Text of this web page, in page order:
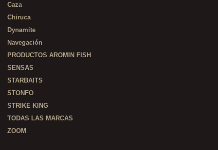
Caza
Chiruca
Dynamite
Navegación
PRODUCTOS AROMIN FISH
SENSAS
STARBAITS
STONFO
STRIKE KING
TODAS LAS MARCAS
ZOOM